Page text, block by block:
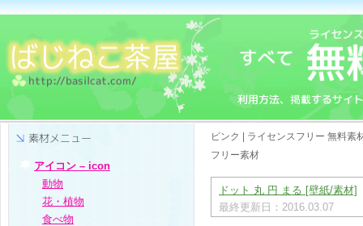
ピンク | ライセンスフリー 無料
フリー素材
ドット 丸 円 まる [壁紙/素材]
最終更新日：2016.03.07
アイコン – icon
動物
花・植物
食べ物